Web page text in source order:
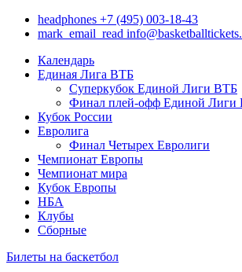
headphones +7 (495) 003-18-43
mark_email_read
Календарь
Единая Лига ВТБ
Суперкубок Единой Лиги ВТБ
Финал плей-офф Единой Лиги
Кубок России
Евролига
Финал Четырех Евролиги
Чемпионат Европы
Чемпионат мира
Кубок Европы
НБА
Клубы
Сборные
Билеты на баскетбол